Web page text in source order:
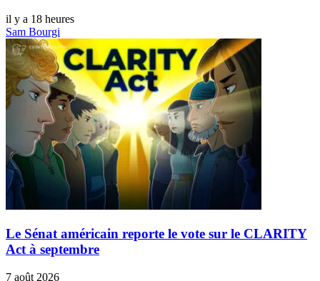
il y a 18 heures
Sam Bourgi
Le Sénat américain reporte le vote sur le CLARITY
Act à septembre
7 août 2026